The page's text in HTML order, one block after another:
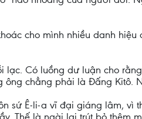
cho mình nhiều danh
Có luồng dư luận cho
ông chẳng phải là Đấng Kitô.
sứ Ê-li-a vĩ đại giáng lâm,
Thế là ngài lại trút bỏ thêm